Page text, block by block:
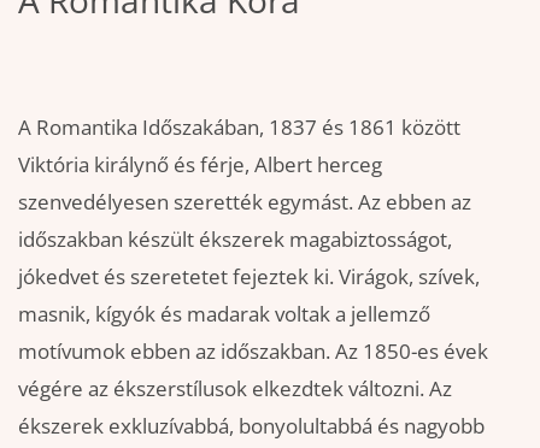
A Romantika Időszakában, 1837 és 1861 között
Viktória királynő és férje, Albert herceg
szenvedélyesen szerették egymást. Az ebben az
időszakban készült ékszerek magabiztosságot,
jókedvet és szeretetet fejeztek ki. Virágok, szívek,
masnik, kígyók és madarak voltak a jellemző
motívumok ebben az időszakban. Az 1850-es évek
végére az ékszerstílusok elkezdtek változni. Az
ékszerek exkluzívabbá, bonyolultabbá és nagyobb